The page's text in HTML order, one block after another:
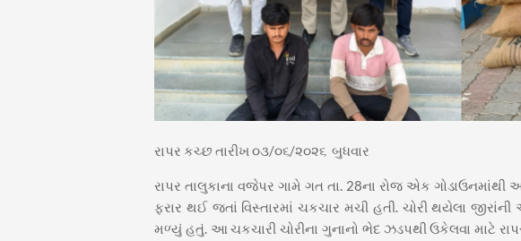
રાપર કચ્છ તારીખ ૦૩/૦૬/૨૦૨૬ બુધવાર
રાપર તાલુકાના વજેપર ગામે ગત તા. 28ના રોજ એક ગોડાઉનમાંથી
ફરાર થઈ જતાં વિસ્તારમાં ચકચાર મચી હતી. ચોરી થયેલા
મળ્યું હતું. આ ચકચારી ચોરીના ગુનાનો ભેદ ઝડપથી ઉકેલવા માટે